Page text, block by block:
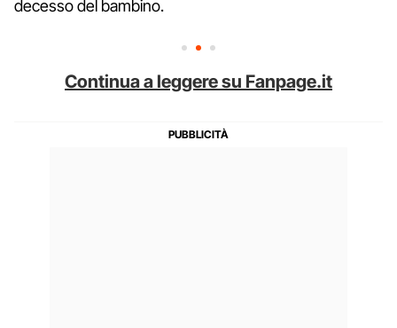
decesso del bambino.
Continua a leggere su Fanpage.it